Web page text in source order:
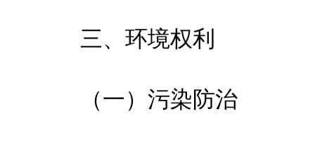
三、环境权利
（一）污染防治